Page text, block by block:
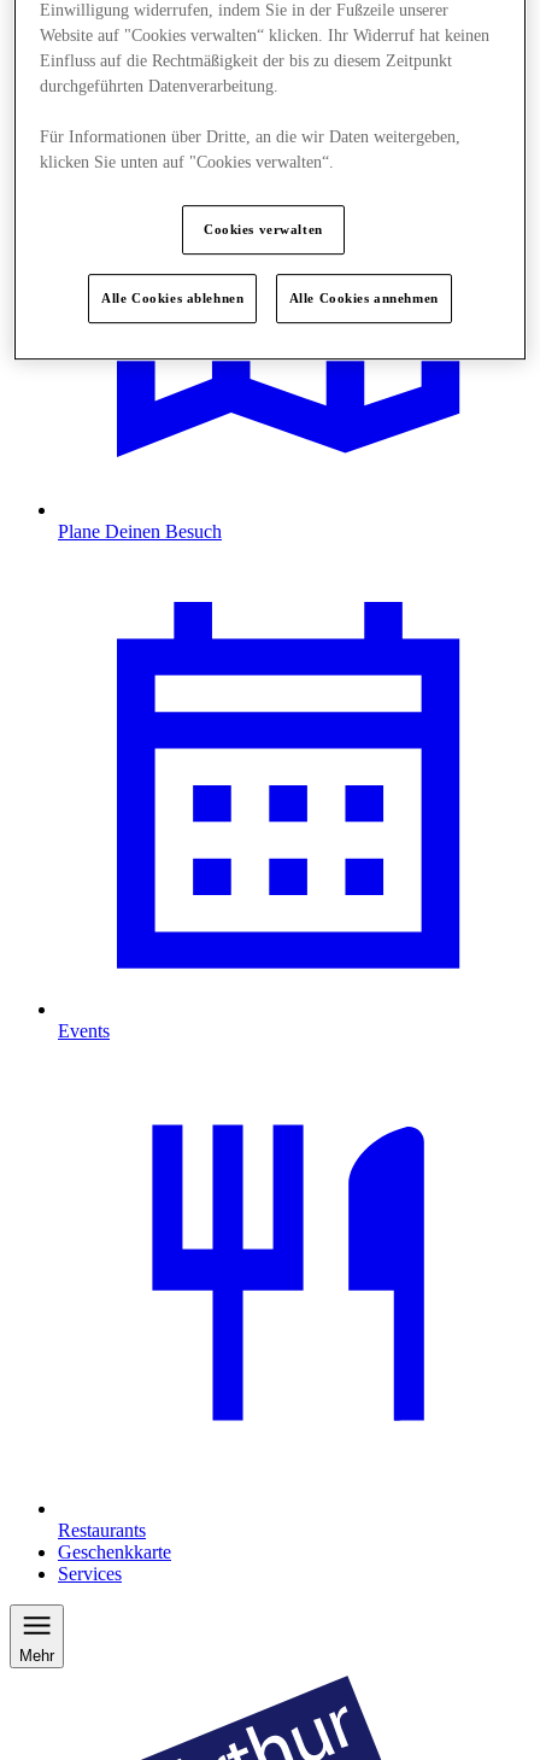
Angebote
Plane Deinen Besuch
Events
Restaurants
Geschenkkarte
Services
Mehr
Einwilligung widerrufen, indem Sie in der Fußzeile unserer
Website auf "Cookies verwalten“ klicken. Ihr Widerruf hat keinen
Einfluss auf die Rechtmäßigkeit der bis zu diesem Zeitpunkt
durchgeführten Datenverarbeitung.
Für Informationen über Dritte, an die wir Daten weitergeben,
klicken Sie unten auf "Cookies verwalten“.
Cookies verwalten
Alle Cookies ablehnen Alle Cookies annehmen